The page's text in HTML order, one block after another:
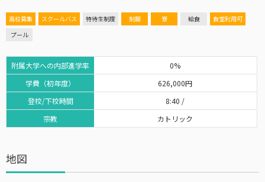
高校募集 スクールバス 特待生制度 制服 寮 給食
食堂利用可
プール
附属大学への内部進学率
学費（初年度）
登校/下校時間
宗教
0%
626,000円
8:40 /
カトリック
地図